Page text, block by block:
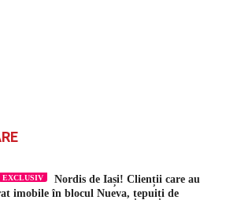
EXCLUSIV
Nordis de Iași! Clienții care au
imobile în blocul Nueva, țepuiți de